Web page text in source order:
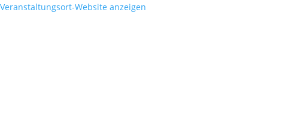
Veranstaltungsort-Website anzeigen